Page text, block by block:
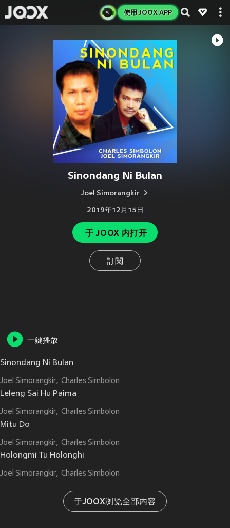
使用 JOOX APP
Sinondang Ni Bulan
Joel Simorangkir
2019年12月15日
于 JOOX 内打开
訂閱
一鍵播放
Sinondang Ni Bulan
Joel Simorangkir Charles Simbolon
Leleng Sai Hu Paima
Joel Simorangkir Charles Simbolon
Mitu Do
Joel Simorangkir Charles Simbolon
Holongmi Tu Holonghi
Joel Simorangkir Charles Simbolon
于JOOX浏览全部内容